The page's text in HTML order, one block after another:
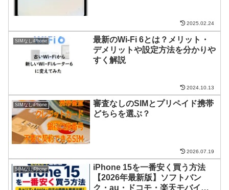
2025.02.24
SIMなしiPhone
最新のWi-Fi 6とは？メリット・
デメリットや設定方法を分かりや
すく解説
2024.10.13
SIMなしiPhone
審査なしのSIMとプリペイド携帯
どちらを選ぶ？
2026.07.19
SIMなしiPhone
iPhone 15を一番安く買う方法
【2026年最新版】ソフトバン
ク・au・ドコモ・楽天モバイル